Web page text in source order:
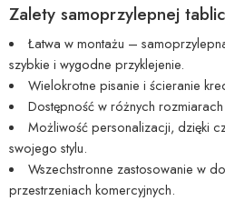
Zalety samoprzylepnej
Łatwa w montażu –
szybkie i wygodne przyklejenie.
Wielokrotne pisanie i ścieranie
Dostępność w różnych
Możliwość personalizacji, dzięki
swojego stylu.
Wszechstronne zastosowanie w
przestrzeniach komercyjnych.